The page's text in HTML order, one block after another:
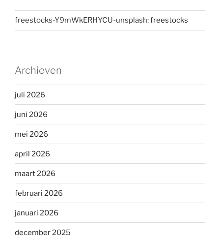
freestocks-Y9mWkERHYCU-unsplash:freestocks
Archieven
juli 2026
juni 2026
mei 2026
april 2026
maart 2026
februari 2026
januari 2026
december 2025